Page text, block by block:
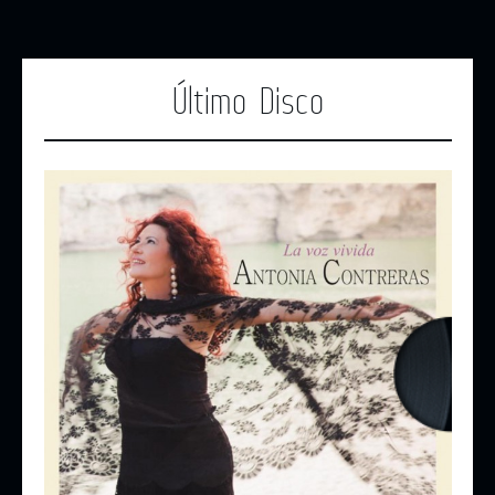
Último Disco